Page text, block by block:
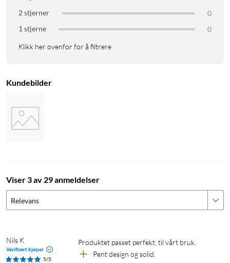
2 stjerner
0
1 stjerne
0
Klikk her ovenfor for å filtrere
Kundebilder
Viser 3 av 29 anmeldelser
Relevans
Nils K
Verifisert kjøper
5/5
Produktet passet perfekt, til vårt bruk.
Pent design og solid.